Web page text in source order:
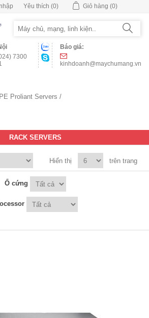
Yêu thích (0) Giỏ hàng (0)
7300
Báo giá:
kinhdoanh@maychumang.vn
Proliant Servers /
RACK SERVERS
Hiển thị trên trang
Ổ cứng